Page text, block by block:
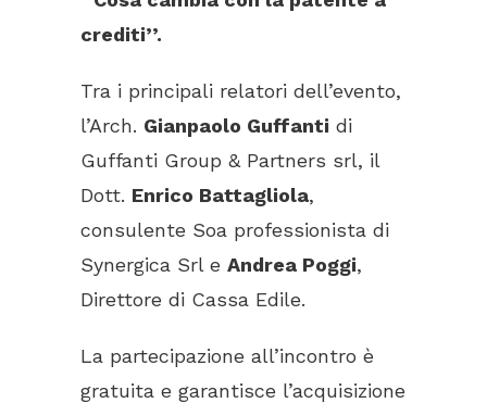
crediti’’.
Tra i principali relatori dell’evento,
l’Arch. Gianpaolo Guffanti di
Guffanti Group & Partners srl, il
Dott. Enrico Battagliola,
consulente Soa professionista di
Synergica Srl e Andrea Poggi,
Direttore di Cassa Edile.
La partecipazione all’incontro è
gratuita e garantisce l’acquisizione